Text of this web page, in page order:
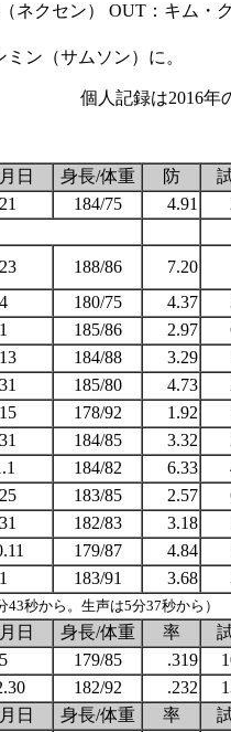
クセン） OUT：キム・
ン（サムソン）に。
個人記録は2016年
日 身長/体重 防
184/75 4.91
188/86 7.20
180/75 4.37
185/86 2.97
184/88 3.29
185/80 4.73
178/92 1.92
184/85 3.32
184/82 6.33
183/85 2.57
182/83 3.18
179/87 4.84
183/91 3.68
43秒から。生声は5分37秒から）
日 身長/体重 率
179/85 .319
182/92 .232
日 身長/体重 率